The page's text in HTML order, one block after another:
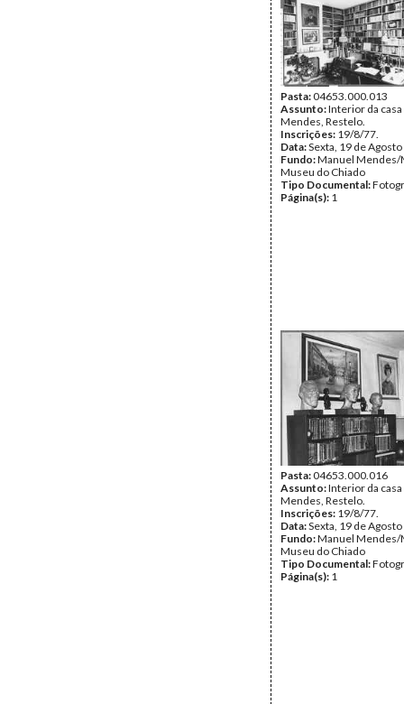
Pasta:04653.000.013
Assunto:Interior da
Mendes, Restelo.
Inscrições: 19/8/77.
Data:Sexta, 19 de
Fundo:Manuel Mendes/
Museu do Chiado
Tipo Documental:
Página(s): 1
Pasta:04653.000.016
Assunto:Interior da
Mendes, Restelo.
Inscrições: 19/8/77.
Data:Sexta, 19 de
Fundo:Manuel Mendes/
Museu do Chiado
Tipo Documental:
Página(s): 1